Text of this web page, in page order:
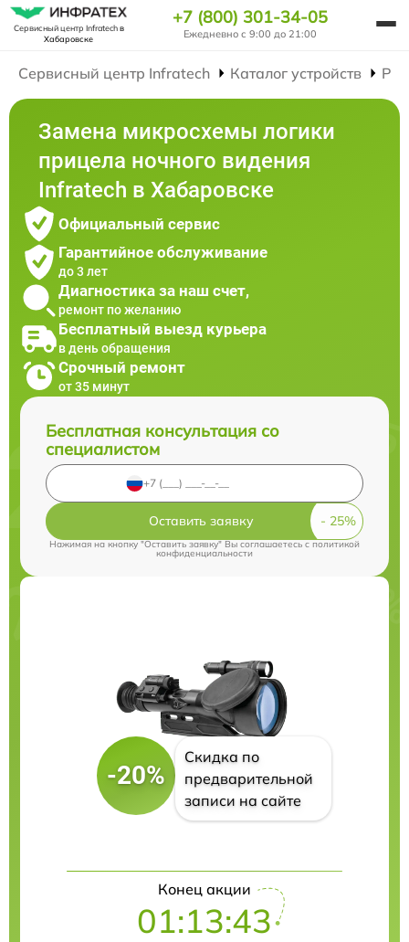
Сервисный центр Infratechв
Хабаровске
+7 (800) 301-34-05
Ежедневно с 9:00 до 21:00
Сервисный центр Infratech Каталог устройств
Замена микросхемы логики
прицела ночного видения
Infratech в Хабаровске
Официальный сервис
Гарантийное обслуживание
до 3 лет
Диагностика за наш счет,
ремонт по желанию
Бесплатный выезд курьера
в день обращения
Срочный ремонт
от 35 минут
Бесплатная консультация со
специалистом
Оставить заявку
Нажимая на кнопку "Оставить заявку" Вы соглашаетесь cполитикой
конфиденциальности
-20%
Скидка по
предварительной
записи на сайте
Конец акции
01:13:42